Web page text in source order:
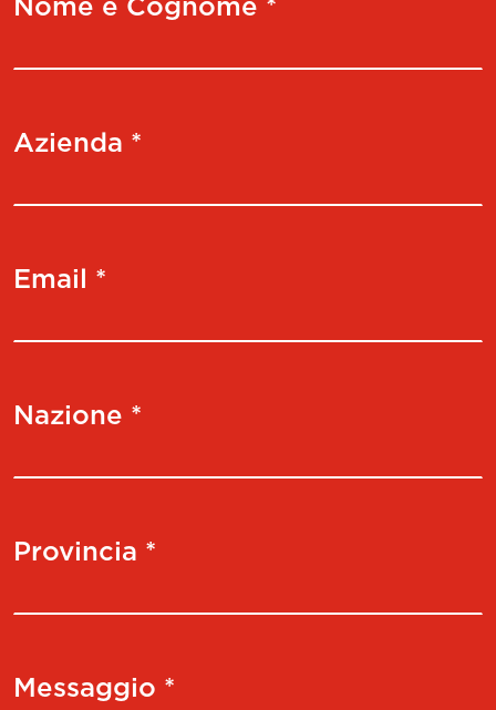
Azienda *
Email *
Nazione *
Provincia *
Messaggio *